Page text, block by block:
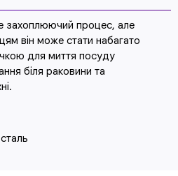
захоплюючий процес, але
він може стати набагато
для миття посуду
біля раковини та